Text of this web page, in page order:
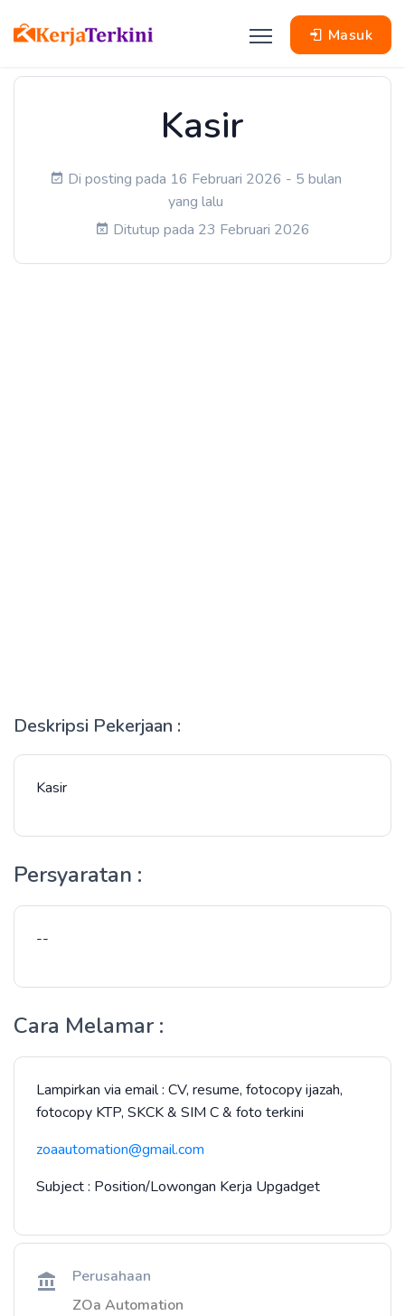
Masuk
Kasir
Di posting pada 16 Februari 2026 - 5 bulan
yang lalu
Ditutup pada 23 Februari 2026
Deskripsi Pekerjaan :
Kasir
Persyaratan :
--
Cara Melamar :
Lampirkan via email : CV, resume, fotocopy ijazah,
fotocopy KTP, SKCK & SIM C & foto terkini
zoaautomation@gmail.com
Subject : Position/Lowongan Kerja Upgadget
Perusahaan
ZOa Automation